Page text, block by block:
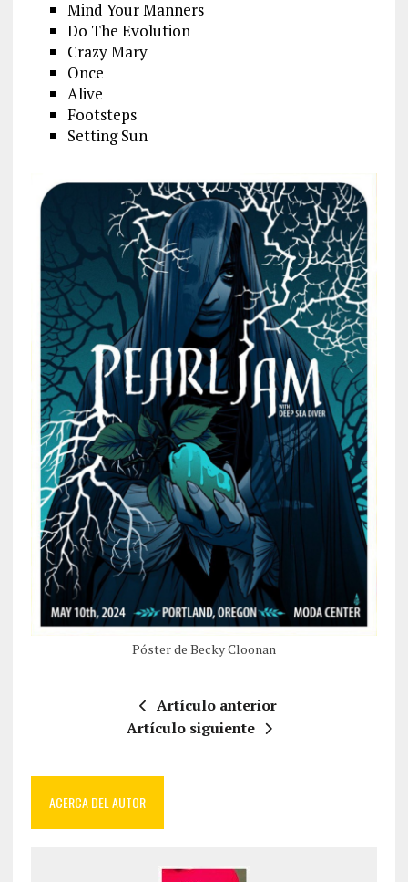
Mind Your Manners
Do The Evolution
Crazy Mary
Once
Alive
Footsteps
Setting Sun
Póster de Becky Cloonan
Artículo anterior
Artículo siguiente
ACERCA DEL AUTOR